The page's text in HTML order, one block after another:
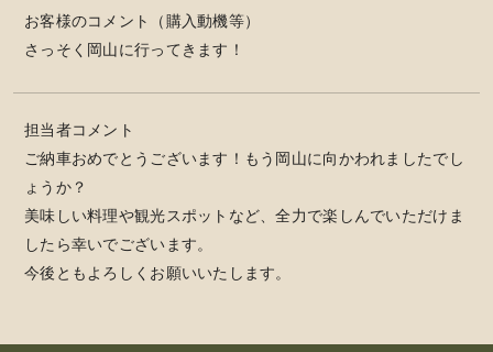
お客様のコメント（購入動機等）
さっそく岡山に行ってきます！
担当者コメント
ご納車おめでとうございます！もう岡山に向かわれましたでし
ょうか？
美味しい料理や観光スポットなど、全力で楽しんでいただけま
したら幸いでございます。
今後ともよろしくお願いいたします。